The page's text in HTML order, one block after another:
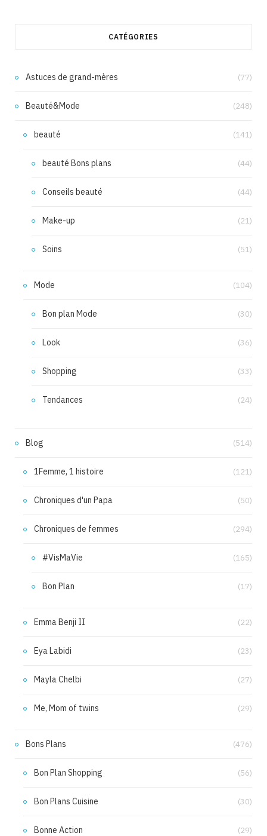
CATÉGORIES
Astuces de grand-mères (77)
Beauté&Mode (248)
beauté (141)
beauté Bons plans (44)
Conseils beauté (44)
Make-up (21)
Soins (51)
Mode (104)
Bon plan Mode (30)
Look (36)
Shopping (33)
Tendances (24)
Blog (514)
1Femme, 1 histoire (121)
Chroniques d'un Papa (50)
Chroniques de femmes (294)
#VisMaVie (165)
Bon Plan (17)
Emma Benji II (22)
Eya Labidi (23)
Mayla Chelbi (27)
Me, Mom of twins (29)
Bons Plans (476)
Bon Plan Shopping (56)
Bon Plans Cuisine (30)
Bonne Action (29)